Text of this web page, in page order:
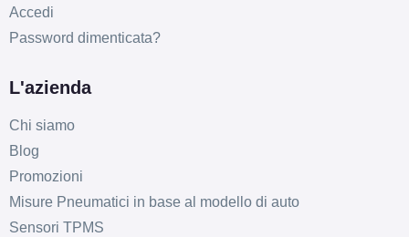
Accedi
Password dimenticata?
L'azienda
Chi siamo
Blog
Promozioni
Misure Pneumatici in base al modello di auto
Sensori TPMS